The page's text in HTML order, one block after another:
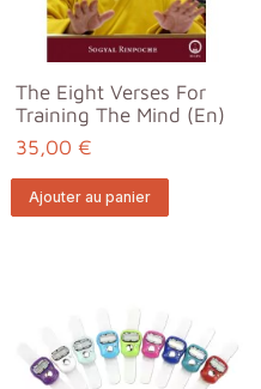
The Eight Verses For
Training The Mind (En)
35,00 €
Ajouter au panier